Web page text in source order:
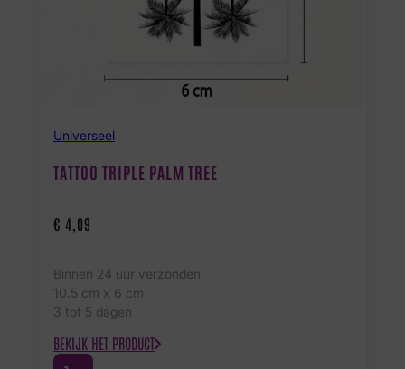
Universeel
TATTOO TRIPLE PALM TREE
€ 4,09
Binnen 24 uur verzonden
10.5 cm x 6 cm
3 tot 5 dagen
BEKIJK HET PRODUCT